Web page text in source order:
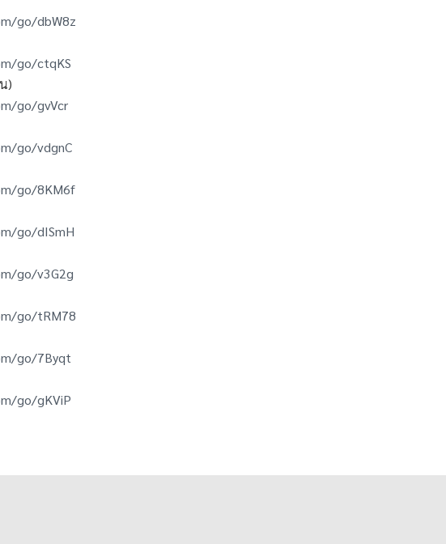
go/dbW8z
go/ctqKS
)
go/gvVcr
go/vdgnC
go/8KM6f
go/dISmH
go/v3G2g
go/tRM78
go/7Byqt
go/gKViP